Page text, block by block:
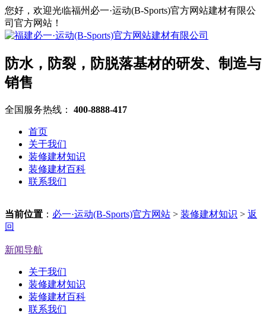
您好，欢迎光临福州必一·运动(B-Sports)官方网站建材有限公
司官方网站！
防水，防裂，防脱落基材的研发、制造与
销售
全国服务热线： 400-8888-417
首页
关于我们
装修建材知识
装修建材百科
联系我们
当前位置 ： 必一·运动(B-Sports)官方网站 > 装修建材知识 > 返
回
新闻导航
关于我们
装修建材知识
装修建材百科
联系我们